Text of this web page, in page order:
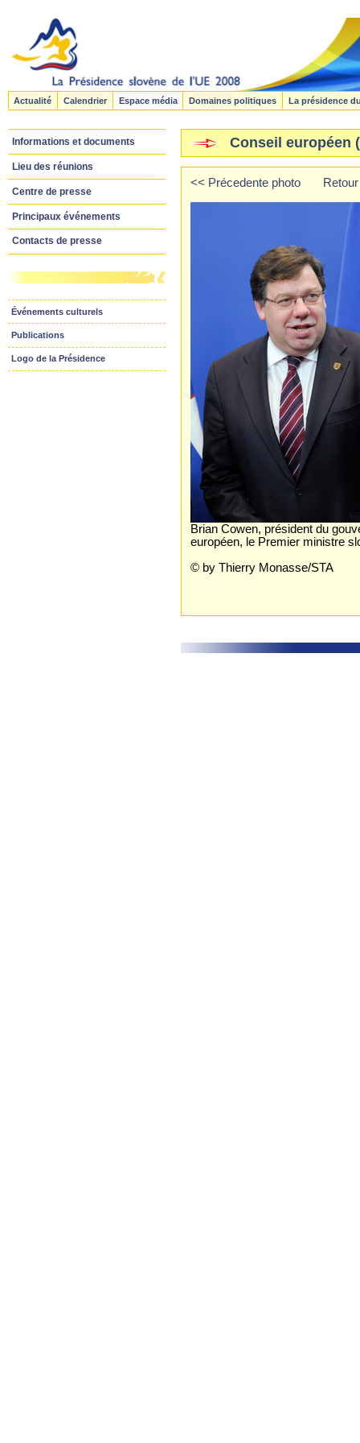
Actualité Calendrier Espace média Domaines politiques La présidence
Informations et documents
Lieu des réunions
Centre de presse
Principaux événements
Contacts de presse
Événements culturels
Publications
Logo de la Présidence
Conseil européen
<< Précedente photo
Brian Cowen, président du
européen, le Premier ministre
© by Thierry Monasse/STA